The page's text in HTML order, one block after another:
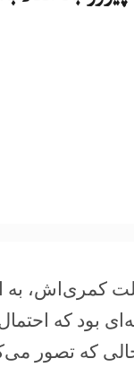
کُلت کمری‌اش،
بود که
که تصور